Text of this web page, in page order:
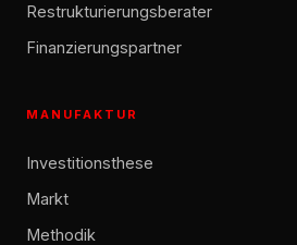
Restrukturierungsberater
Finanzierungspartner
MANUFAKTUR
Investitionsthese
Markt
Methodik